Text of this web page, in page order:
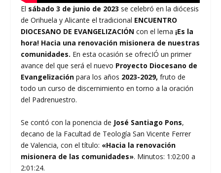
El sábado 3 de junio de 2023 se celebró en la diócesis
de Orihuela y Alicante el tradicional ENCUENTRO
DIOCESANO DE EVANGELIZACIÓNcon el lema ¡Es la
hora! Hacia una renovación misionera de nuestras
comunidades. En esta ocasión se ofrecIÓ un primer
avance del que será el nuevo Proyecto Diocesano de
Evangelización para los años 2023-2029,fruto de
todo un curso de discernimiento en torno a la oración
del Padrenuestro.
Se contó con la ponencia de José Santiago Pons,
decano de la Facultad de Teología San Vicente Ferrer
de Valencia, con el título: «Hacia la renovación
misionera de las comunidades». Minutos: 1:02:00 a
2:01:24.